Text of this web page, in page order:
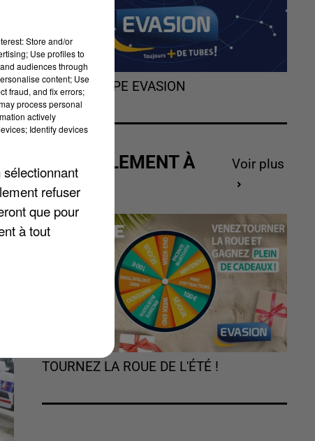
L'HOROSCOPE EVASION
ACTUELLEMENT À
GAGNER
Voir plus
TOURNEZ LA ROUE DE L'ÉTÉ !
Store and/or
Use profiles to
audiences through
content; Use
fraud, and fix errors;
process personal
actively
Identify devices
refuser
que pour
à tout